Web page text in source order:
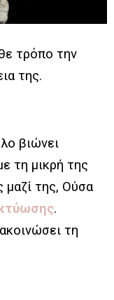
τρόπο την
της.
βιώνει
τη μικρή της
μαζί της, Ούσα
.
τη